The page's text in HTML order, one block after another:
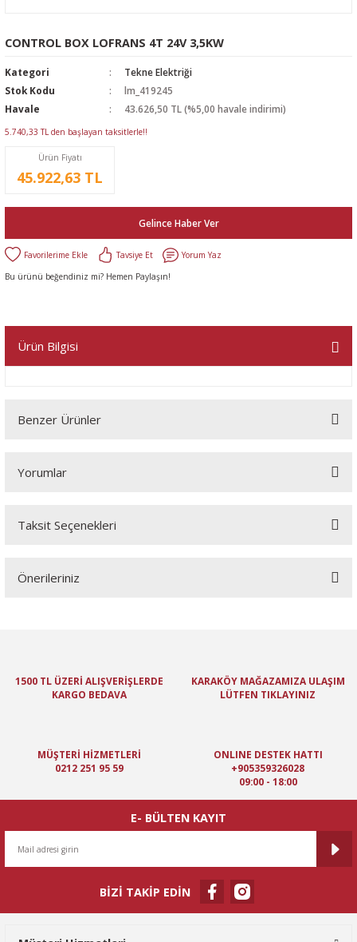
CONTROL BOX LOFRANS 4T 24V 3,5KW
Kategori
Tekne Elektriği
Stok Kodu
lm_419245
Havale
43.626,50 TL (%5,00 havale indirimi)
5.740,33 TL den başlayan taksitlerle!!
Ürün Fiyatı
45.922,63 TL
Gelince Haber Ver
Tavsiye Et
Yorum Yaz
Bu ürünü beğendiniz mi? Hemen Paylaşın!
Ürün Bilgisi
Benzer Ürünler
Yorumlar
Taksit Seçenekleri
Önerileriniz
Ürün resmi kalitesiz, bozuk veya görüntülenemiyor.
Ürün bilgilerinde hatalar bulunuyor.
Ürün fiyatı diğer sitelerden daha pahalı.
Gönder
1500 TL ÜZERİ ALIŞVERİŞLERDE
KARGO BEDAVA
KARAKÖY MAĞAZAMIZA ULAŞIM
LÜTFEN TIKLAYINIZ
MÜŞTERİ HİZMETLERİ
0212 251 95 59
ONLINE DESTEK HATTI
+905359326028
09:00 - 18:00
E- BÜLTEN KAYIT
BİZİ TAKİP EDİN